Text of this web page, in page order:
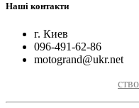
Наші контакти
г. Киев
096-491-62-86
motogrand@ukr.net